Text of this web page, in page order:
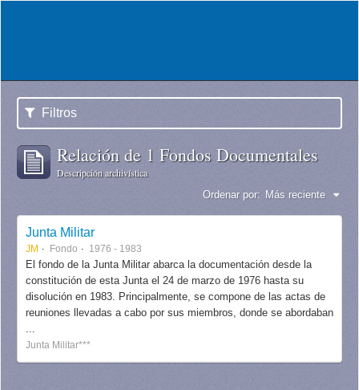
Filtros
Relación de 1 Fondos Documentales
Descripción archivística
Ordenar por: Más reciente
Junta Militar
JM Fondo 1976 - 1983
El fondo de la Junta Militar abarca la documentación desde la
constitución de esta Junta el 24 de marzo de 1976 hasta su
disolución en 1983. Principalmente, se compone de las actas de
reuniones llevadas a cabo por sus miembros, donde se abordaban
...
Junta Militar***